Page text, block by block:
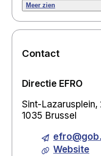
Meer zien
Contact
Directie EFRO
Sint-Lazarusplein,
1035 Brussel
Website